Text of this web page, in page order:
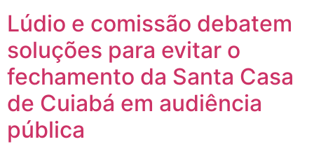
Lúdio e comissão debatem
soluções para evitar o
fechamento da Santa Casa
de Cuiabá em audiência
pública